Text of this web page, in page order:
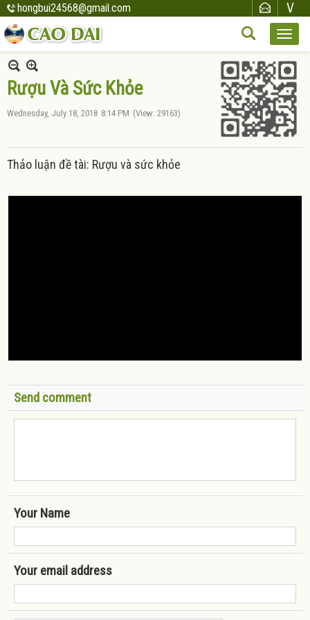
hongbui24568@gmail.com
Rượu Và Sức Khỏe
Wednesday, July 18, 2018 8:14 PM (View: 29163)
Thảo luận đề tài: Rượu và sức khỏe
Send comment
Your Name
Your email address